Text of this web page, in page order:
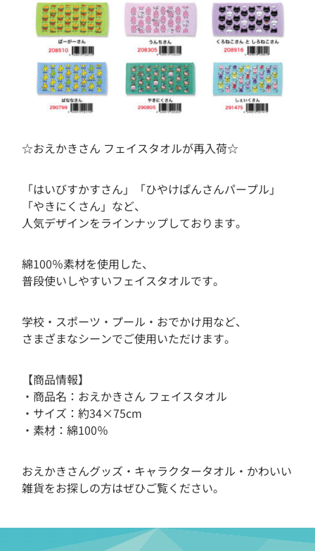
☆おえかきさん フェイスタオルが再入荷☆
「はいびすかすさん」「ひやけぱんさんパープル」
「やきにくさん」など、
人気デザインをラインナップしております。
綿100％素材を使用した、
普段使いしやすいフェイスタオルです。
学校・スポーツ・プール・おでかけ用など、
さまざまなシーンでご使用いただけます。
【商品情報】
・商品名：おえかきさん フェイスタオル
・サイズ：約34×75cm
・素材：綿100％
おえかきさんグッズ・キャラクタータオル・かわいい
雑貨をお探しの方はぜひご覧ください。